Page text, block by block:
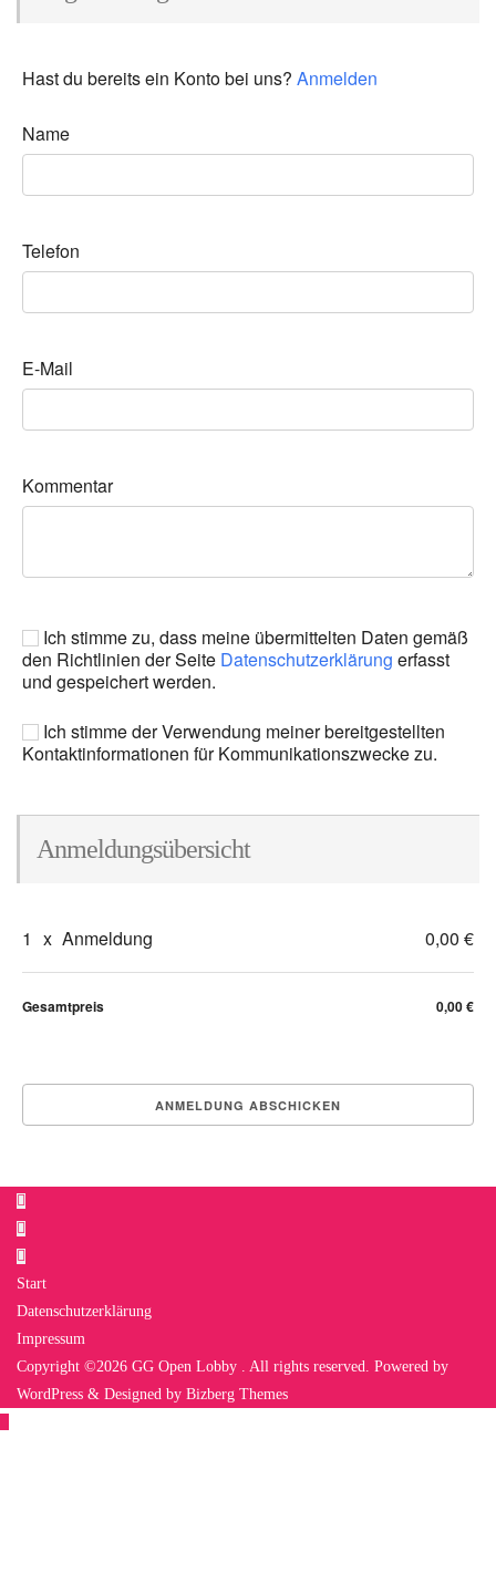
Hast du bereits ein Konto bei uns? Anmelden
Name
Telefon
E-Mail
Kommentar
Ich stimme zu, dass meine übermittelten Daten gemäß
den Richtlinien der Seite Datenschutzerklärung erfasst
und gespeichert werden.
Ich stimme der Verwendung meiner bereitgestellten
Kontaktinformationen für Kommunikationszwecke zu.
Anmeldungsübersicht
1 x Anmeldung 0,00 €
Gesamtpreis 0,00 €
Start
Datenschutzerklärung
Impressum
Copyright ©2026 GG Open Lobby . All rights reserved. Powered by
WordPress & Designed by Bizberg Themes